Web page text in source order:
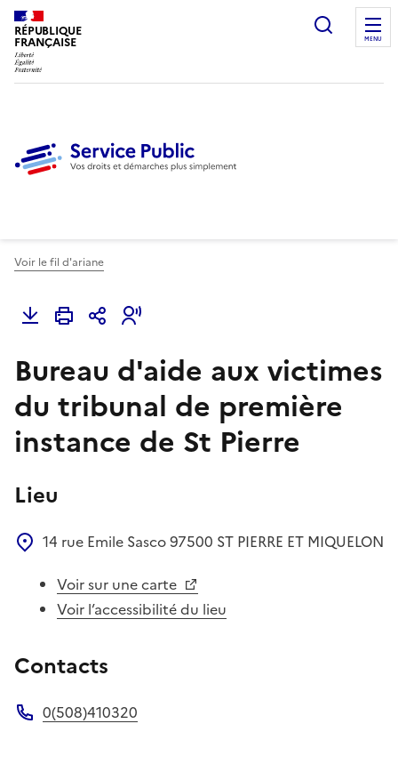
RÉPUBLIQUE
FRANÇAISE
Ouvrir
MENU
Voir le fil d'ariane
Bureau d'aide aux victimes
du tribunal de première
instance de St Pierre
Lieu
14 rue Emile Sasco97500 ST PIERRE ET MIQUELON
Voir sur une carte
Voir l’accessibilité du lieu
Contacts
0(508)410320